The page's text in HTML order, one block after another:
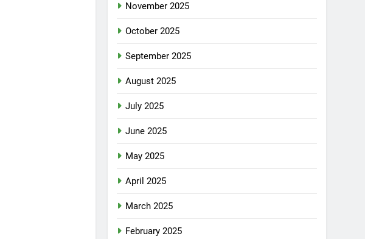
November 2025
October 2025
September 2025
August 2025
July 2025
June 2025
May 2025
April 2025
March 2025
February 2025